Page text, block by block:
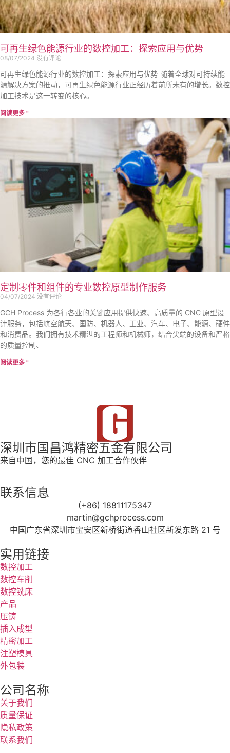
可再生绿色能源行业的数控加工：探索应用与优势
08/07/2024 没有评论
可再生绿色能源行业的数控加工：探索应用与优势 随着全球对可持续能
源解决方案的推动，可再生绿色能源行业正经历着前所未有的增长。数控
加工技术是这一转变的核心。
阅读更多 "
定制零件和组件的专业数控原型制作服务
04/07/2024 没有评论
GCH Process 为各行各业的关键应用提供快速、高质量的 CNC 原型设
计服务，包括航空航天、国防、机器人、工业、汽车、电子、能源、硬件
和消费品。我们拥有技术精湛的工程师和机械师，结合尖端的设备和严格
的质量控制、
阅读更多 "
深圳市国昌鸿精密五金有限公司
来自中国，您的最佳 CNC 加工合作伙伴
联系信息
(+86) 18811175347
martin@gchprocess.com
中国广东省深圳市宝安区新桥街道香山社区新发东路 21 号
实用链接
数控加工
数控车削
数控铣床
产品
压铸
插入成型
精密加工
注塑模具
外包装
公司名称
关于我们
质量保证
隐私政策
联系我们